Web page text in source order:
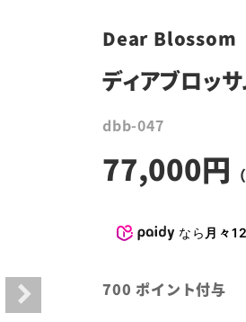
Dear Blossom
ディアブロッ
dbb-047
77,000
なら 月々
700 ポイント付与